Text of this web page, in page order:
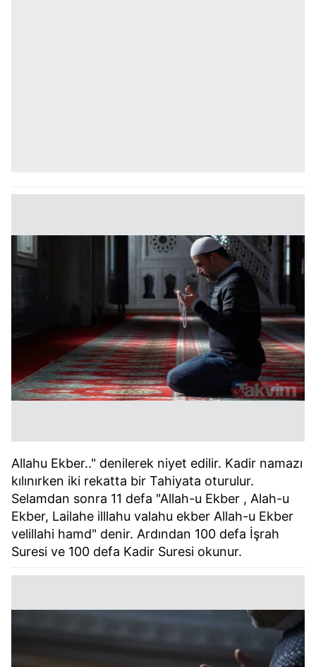
Allahu Ekber.." denilerek niyet edilir. Kadir namazı
kılınırken iki rekatta bir Tahiyata oturulur.
Selamdan sonra 11 defa "Allah-u Ekber , Alah-u
Ekber, Lailahe illlahu valahu ekber Allah-u Ekber
velillahi hamd" denir. Ardından 100 defa İşrah
Suresi ve 100 defa Kadir Suresi okunur.